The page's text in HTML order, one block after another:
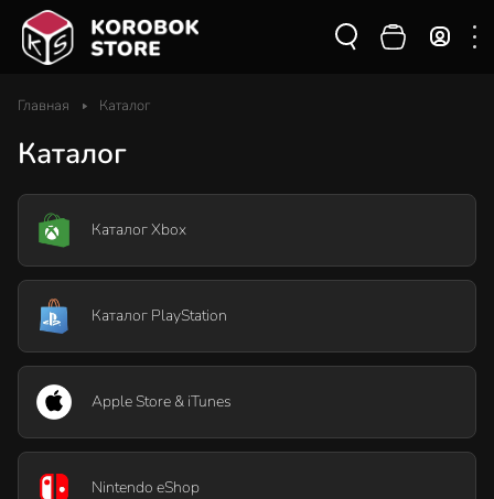
Главная Каталог
Каталог
Каталог Xbox
Каталог PlayStation
Apple Store & iTunes
Nintendo eShop